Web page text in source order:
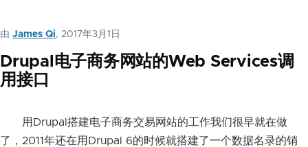
由 James Qi, 2017年3月1日
Drupal电子商务网站的Web Services调
用接口
用Drupal搭建电子商务交易网站的工作我们很早就在做
了，2011年还在用Drupal 6的时候就搭建了一个数据名录的销